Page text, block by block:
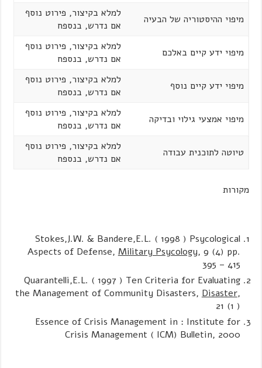
מיפוי ההיסטוריה של הבעיה
למלא בקיצור, פירוט נוסף
אם נדרש, בנספח
מיפוי ידע קיים באלכם
למלא בקיצור, פירוט נוסף
אם נדרש, בנספח
מיפוי ידע קיים נוסף
למלא בקיצור, פירוט נוסף
אם נדרש, בנספח
מיפוי אמצעי גילוי ובדיקה
למלא בקיצור, פירוט נוסף
אם נדרש, בנספח
טיוטה לתוכנית עבודה
למלא בקיצור, פירוט נוסף
אם נדרש, בנספח
מקורות
Stokes,J.W. & Bandere,E.L. ( 1998 ) Psycological
Aspects of Defense, Military Psycology, 9 (4) pp.
395 – 415
Quarantelli,E.L. ( 1997 ) Ten Criteria for Evaluating
the Management of Community Disasters, Disaster,
21 (1 )
Essence of Crisis Management in : Institute for
Crisis Management ( ICM) Bulletin, 2000